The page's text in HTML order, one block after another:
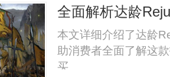
全面解析达龄
本文详细介绍了达龄
助消费者全面了解这
买。......